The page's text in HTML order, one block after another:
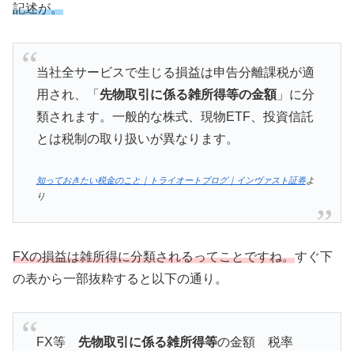
記述が。
当社全サービスで生じる損益は申告分離課税が適
用され、「 先物取引に係る雑所得等の金額」に分
類されます。一般的な株式、現物ETF、投資信託
とは税制の取り扱いが異なります。
知っておきたい税金のこと｜トライオートブログ｜インヴァスト証券よ
り
FXの損益は雑所得に分類されるってことですね。すぐ下
の表から一部抜粋すると以下の通り。
FX等 先物取引に係る雑所得等の金額 税率